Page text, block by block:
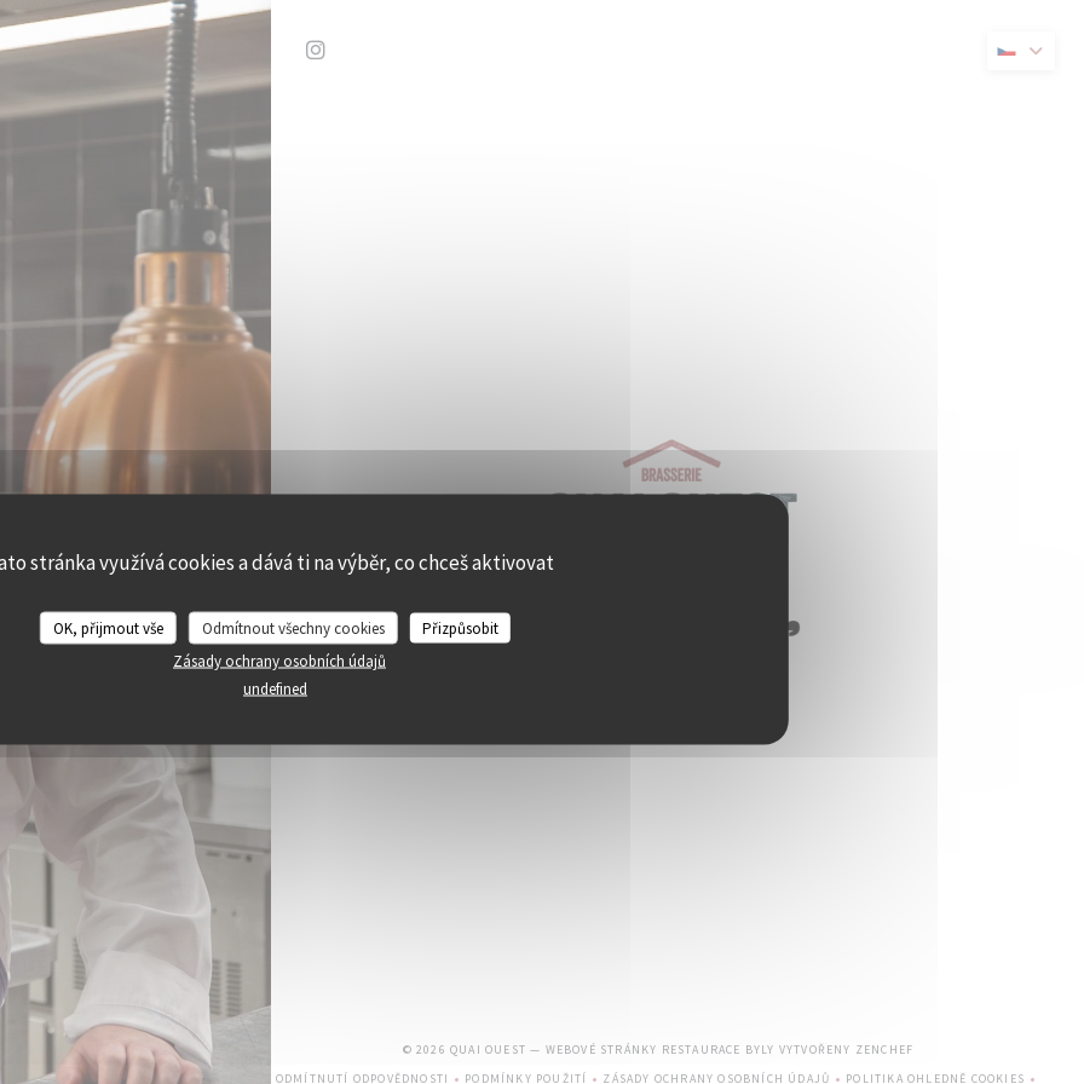
stránka využívá cookies a dává ti na výběr, co chceš aktivovat
OK, přijmout vše Odmítnout všechny cookies
Přizpůsobit
Zásady ochrany osobních údajů
undefined
Instagram ((otevře se v novém okně))
© 2026 QUAI OUEST — WEBOVÉ STRÁNKY RESTAURACE BYLY VYTVOŘENY ZENCHEF
ODMÍTNUTÍ ODPOVĚDNOSTI
PODMÍNKY POUŽITÍ
ZÁSADY OCHRANY OSOBNÍCH ÚDAJŮ
POLITIKA OHLEDNĚ COOKIES